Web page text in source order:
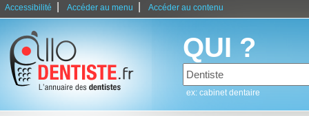
Accessibilité Accéder au menu Accéder au contenu
QUI ?
ex: cabinet dentaire